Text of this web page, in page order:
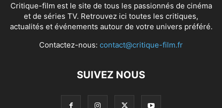
Critique-film est le site de tous les passionnés de cinéma
et de séries TV. Retrouvez ici toutes les critiques,
actualités et événements autour de votre univers préféré.
Contactez-nous: contact@critique-film.fr
SUIVEZ NOUS